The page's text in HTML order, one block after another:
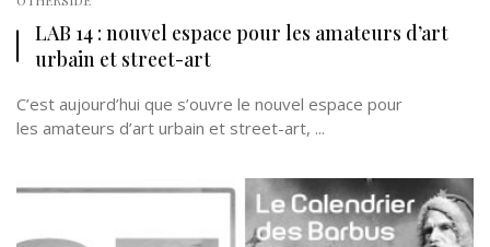
LAB 14 : nouvel espace pour les amateurs d’art
urbain et street-art
C’est aujourd’hui que s’ouvre le nouvel espace pour
les amateurs d’art urbain et street-art, ...